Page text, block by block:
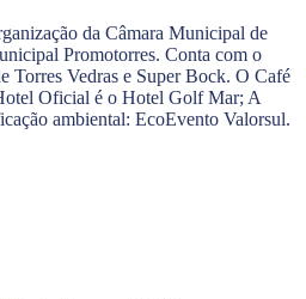
da Câmara Municipal de
Promotorres. Conta com o
Torres Vedras e Super Bock. O Café
Oficial é o Hotel Golf Mar; A
ambiental: EcoEvento Valorsul.